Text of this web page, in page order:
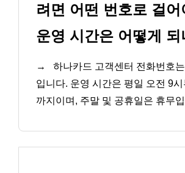
려면 어떤 번호로 걸어
운영 시간은 어떻게 되
→
하나카드 고객센터 전화번호
입니다. 운영 시간은 평일 오전 9시
까지이며, 주말 및 공휴일은 휴무